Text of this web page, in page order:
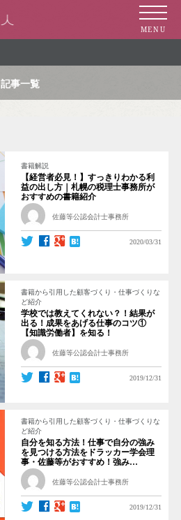
札幌市の税理
MENU
記事一覧
書籍解説
【経営者必見！】すっきりわかる利
益の出し方｜札幌の税理士事務所が
おすすめの書籍紹介
佐藤等公認会計士事務所
2020/03/31
書籍から引用した顧客づくり・仕事づくりな
ど紹介
学校では教えてくれない？！結果が
出る！成果をあげる仕事のコツ①
【知識労働者】を知る！
佐藤等公認会計士事務所
2019/12/31
書籍から引用した顧客づくり・仕事づくりな
ど紹介
自分を知る方法！仕事で自分の強み
を見つける方法をドラッカー学会理
事・佐藤等がおすすめ！強み…
佐藤等公認会計士事務所
2019/12/31